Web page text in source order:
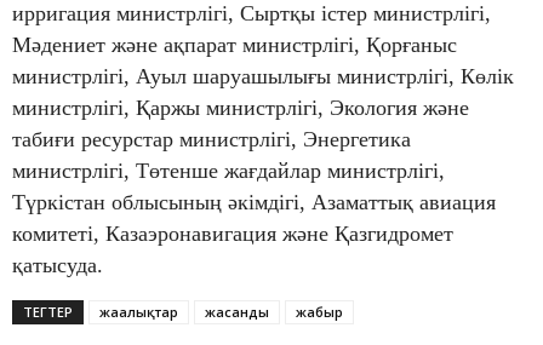
ирригация министрлігі, Сыртқы істер министрлігі,
Мәдениет және ақпарат министрлігі, Қорғаныс
министрлігі, Ауыл шаруашылығы министрлігі, Көлік
министрлігі, Қаржы министрлігі, Экология және
табиғи ресурстар министрлігі, Энергетика
министрлігі, Төтенше жағдайлар министрлігі,
Түркістан облысының әкімдігі, Азаматтық авиация
комитеті, Казаэронавигация және Қазгидромет
қатысуда.
ТЕГТЕР жаңалықтар жасанды жаңбыр